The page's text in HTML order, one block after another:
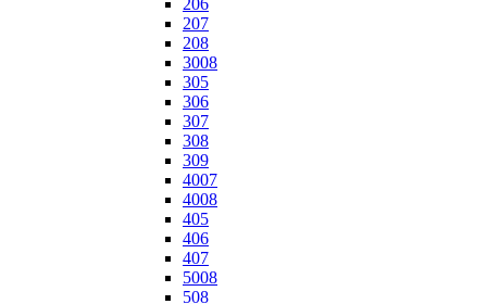
206
207
208
3008
305
306
307
308
309
4007
4008
405
406
407
5008
508